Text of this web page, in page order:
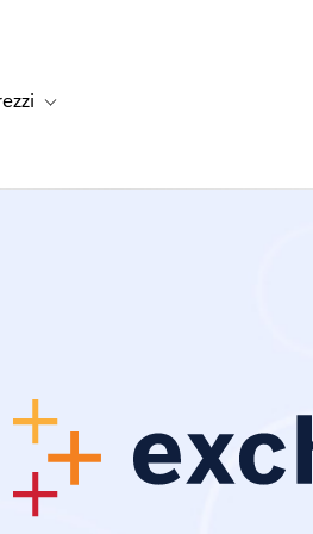
for Risorse
Toggle sub-navigation for Piani e prezzi